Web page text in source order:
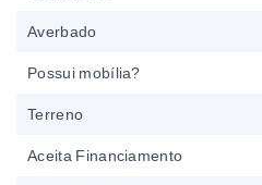
Averbado
Possui mobília?
Terreno
Aceita Financiamento